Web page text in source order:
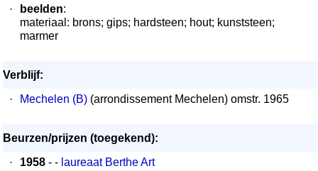
·
beelden:
materiaal: brons; gips; hardsteen; hout; kunststeen;
marmer
Verblijf:
·
Mechelen (B) (arrondissement Mechelen) omstr. 1965
Beurzen/prijzen (toegekend):
·
1958 - - laureaat Berthe Art